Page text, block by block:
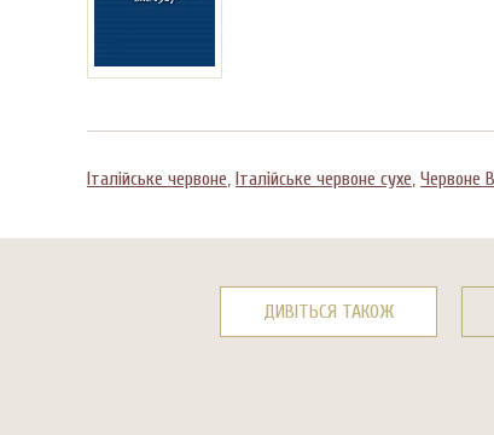
Італійське червоне, Італійське червоне сухе, Червоне
ДИВІТЬСЯ ТАКОЖ